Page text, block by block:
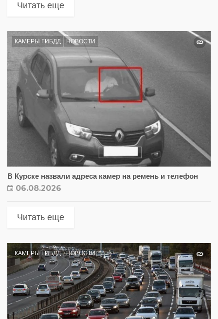
Читать еще
КАМЕРЫ ГИБДД НОВОСТИ
В Курске назвали адреса камер на ремень и телефон
06.08.2026
Читать еще
КАМЕРЫ ГИБДД НОВОСТИ